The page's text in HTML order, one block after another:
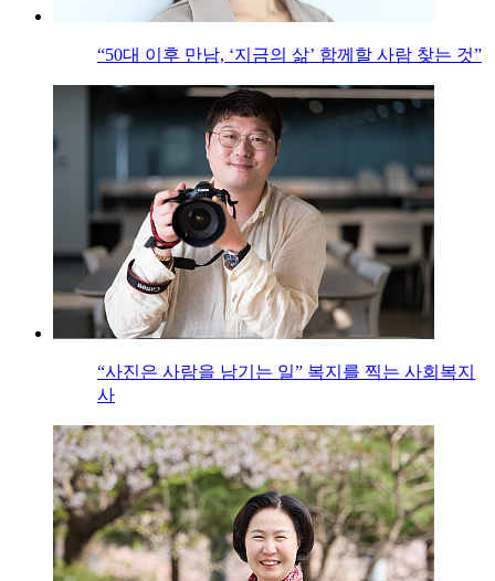
“50대 이후 만남, ‘지금의 삶’ 함께할 사람 찾는 것”
“사진은 사람을 남기는 일” 복지를 찍는 사회복지
사